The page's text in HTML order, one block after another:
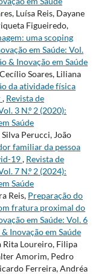
Luísa Reis, Dayane
Figueiredo,
uma scoping
em Saúde: Vol.
& Inovação em Saúde
Soares, Liliana
da atividade física
, Revista de
3 N.º 2 (2020):
Saúde
Perucci, João
familiar da pessoa
19, Revista de
7 N.º 2 (2024):
Saúde
Reis, Preparação do
fratura proximal do
em Saúde: Vol. 6
Inovação em Saúde
Rita Loureiro, Filipa
Amorim, Pedro
Ferreira, Andréa